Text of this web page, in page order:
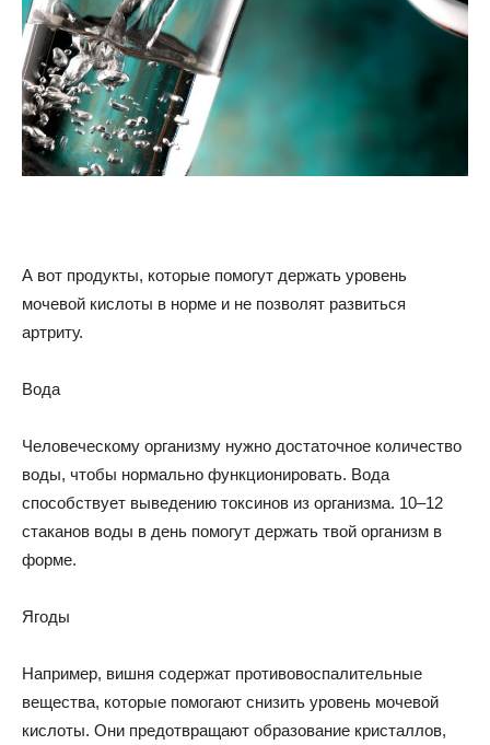
А вот продукты, которые помогут держать уровень
мочевой кислоты в норме и не позволят развиться
артриту.
Вода
Человеческому организму нужно достаточное количество
воды, чтобы нормально функционировать. Вода
способствует выведению токсинов из организма. 10–12
стаканов воды в день помогут держать твой организм в
форме.
Ягоды
Например, вишня содержат противовоспалительные
вещества, которые помогают снизить уровень мочевой
кислоты. Они предотвращают образование кристаллов,